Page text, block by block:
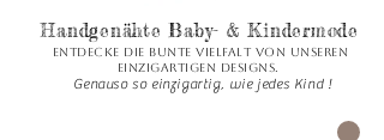
Handgenähte Baby- & Kindermode
Entdecke die bunte Vielfalt von unseren
einzigartigen Designs.
Genauso so einzigartig, wie jedes Kind !